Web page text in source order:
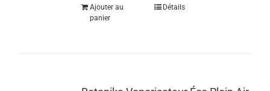
Ajouter au
panier
Détails